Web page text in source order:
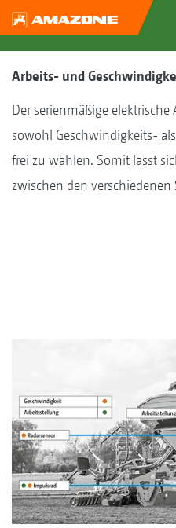
Arbeits- und
Der serienmäßige
sowohl Geschwindigkeits-
frei zu wählen. Somit lässt
zwischen den